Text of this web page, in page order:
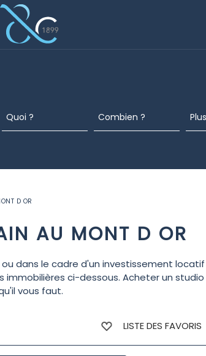
D OR
AU MONT D OR
dans le cadre d'un investissement
immobilières ci-dessous. Acheter un
vous faut.
LISTE DES FAVORIS